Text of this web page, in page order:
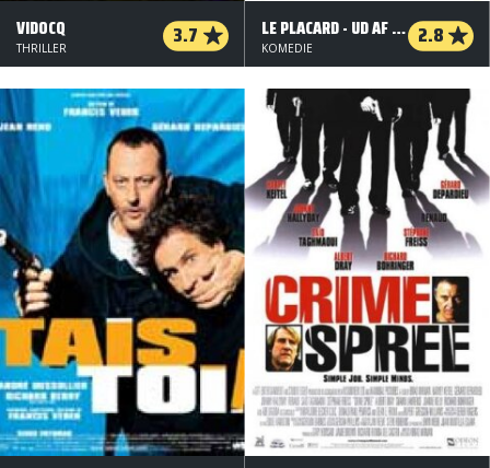
VIDOCQ 3.7
THRILLER
LE PLACARD - UD AF SKABET 2.8
KOMEDIE